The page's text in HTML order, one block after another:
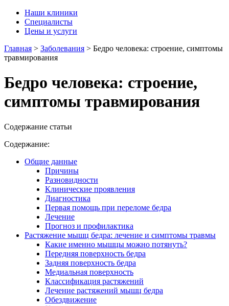
Наши клиники
Специалисты
Цены и услуги
Главная > Заболевания > Бедро человека: строение, симптомы
травмирования
Бедро человека: строение,
симптомы травмирования
Содержание статьи
Содержание:
Общие данные
Причины
Разновидности
Клинические проявления
Диагностика
Первая помощь при переломе бедра
Лечение
Прогноз и профилактика
Растяжение мышц бедра: лечение и симптомы травмы
Какие именно мышцы можно потянуть?
Передняя поверхность бедра
Задняя поверхность бедра
Медиальная поверхность
Классификация растяжений
Лечение растяжений мышц бедра
Обездвижение